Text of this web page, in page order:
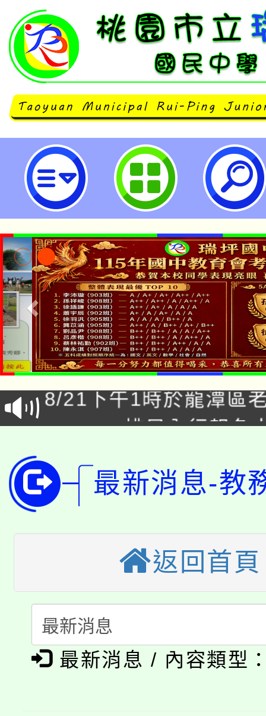
財團法人見賢思琪教育基金會辦理
設計」工作坊-桃園市立瑞坪國民中
「本色祭」8/29、30在
場熱烈登場!
8/21下午1時於龍潭區
徵才活動。
YOUNG桃局內行報名
開!
115年桃園市運動會8/
田徑場及游泳池舉行。
桃園市低收入戶享有免
視費優惠，中低收入戶
半價優惠，詳情可洽有
者。
大園自造教育及科技中
份教師增能研習
大溪自造教育及科技
份教師研習
淨零綠生活教案入校路
會
115年食農教育專業人
程
「本色祭」8/29、30在
最新消息-教
返回首頁
最新消息 / 內容類型